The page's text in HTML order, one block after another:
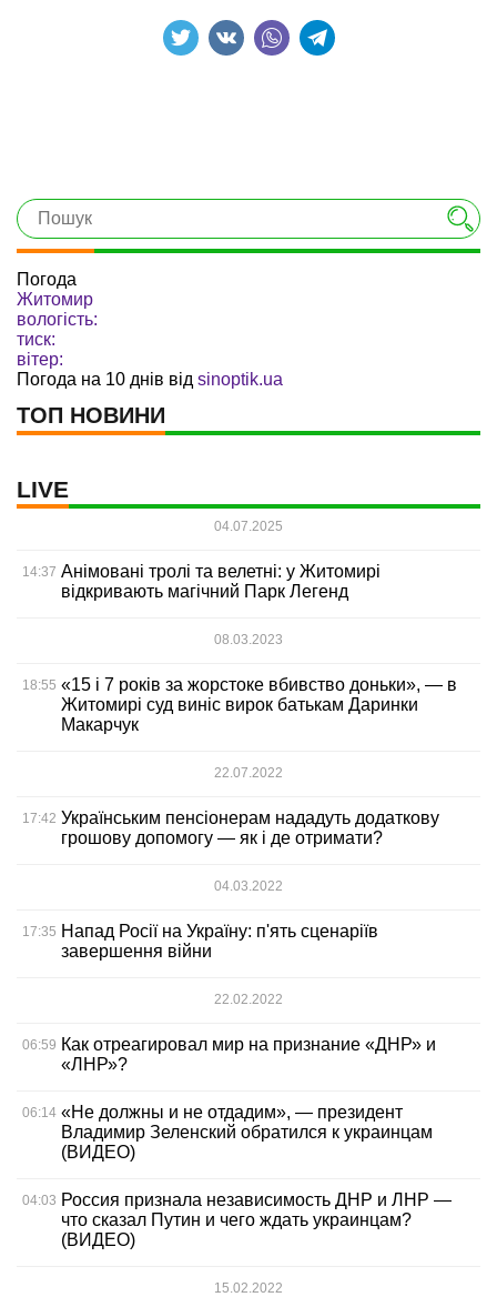
Погода
Житомир
вологість:
тиск:
вітер:
Погода на 10 днів від sinoptik.ua
ТОП НОВИНИ
LIVE
04.07.2025
14:37 Анімовані тролі та велетні: у Житомирі
відкривають магічний Парк Легенд
08.03.2023
18:55 «15 і 7 років за жорстоке вбивство доньки», — в
Житомирі суд виніс вирок батькам Даринки
Макарчук
22.07.2022
17:42 Українським пенсіонерам нададуть додаткову
грошову допомогу — як і де отримати?
04.03.2022
17:35 Напад Росії на Україну: п'ять сценаріїв
завершення війни
22.02.2022
06:59 Как отреагировал мир на признание «ДНР» и
«ЛНР»?
06:14 «Не должны и не отдадим», — президент
Владимир Зеленский обратился к украинцам
(ВИДЕО)
04:03 Россия признала независимость ДНР и ЛНР —
что сказал Путин и чего ждать украинцам?
(ВИДЕО)
15.02.2022